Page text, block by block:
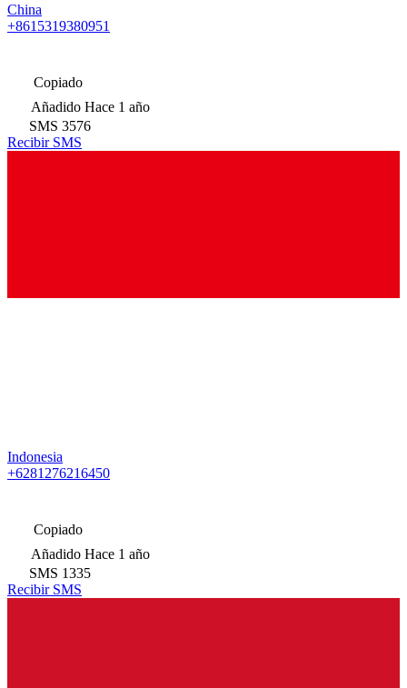
China
+8615319380951
Copiado
Añadido Hace 1 año
SMS 3576
Recibir SMS
Indonesia
+6281276216450
Copiado
Añadido Hace 1 año
SMS 1335
Recibir SMS